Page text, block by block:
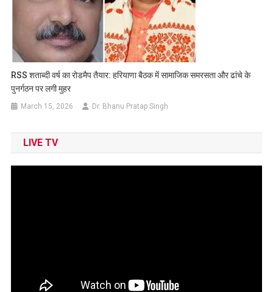
RSS शताब्दी वर्ष का रोडमैप तैयार: हरियाणा बैठक में सामाजिक समरसता और ढांचे के
पुनर्गठन पर लगी मुहर
March 15, 2026 Dr. Bhanu Pratap Singh
LIVE TV